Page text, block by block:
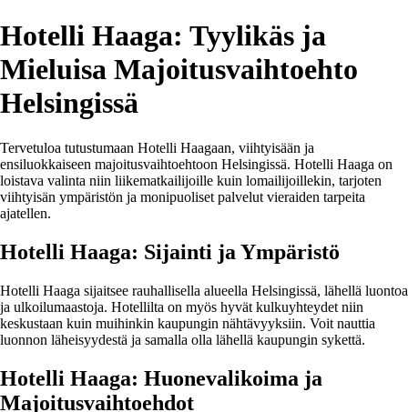
Hotelli Haaga: Tyylikäs ja
Mieluisa Majoitusvaihtoehto
Helsingissä
Tervetuloa tutustumaan Hotelli Haagaan, viihtyisään ja
ensiluokkaiseen majoitusvaihtoehtoon Helsingissä. Hotelli Haaga on
loistava valinta niin liikematkailijoille kuin lomailijoillekin, tarjoten
viihtyisän ympäristön ja monipuoliset palvelut vieraiden tarpeita
ajatellen.
Hotelli Haaga: Sijainti ja Ympäristö
Hotelli Haaga sijaitsee rauhallisella alueella Helsingissä, lähellä luontoa
ja ulkoilumaastoja. Hotellilta on myös hyvät kulkuyhteydet niin
keskustaan kuin muihinkin kaupungin nähtävyyksiin. Voit nauttia
luonnon läheisyydestä ja samalla olla lähellä kaupungin sykettä.
Hotelli Haaga: Huonevalikoima ja
Majoitusvaihtoehdot